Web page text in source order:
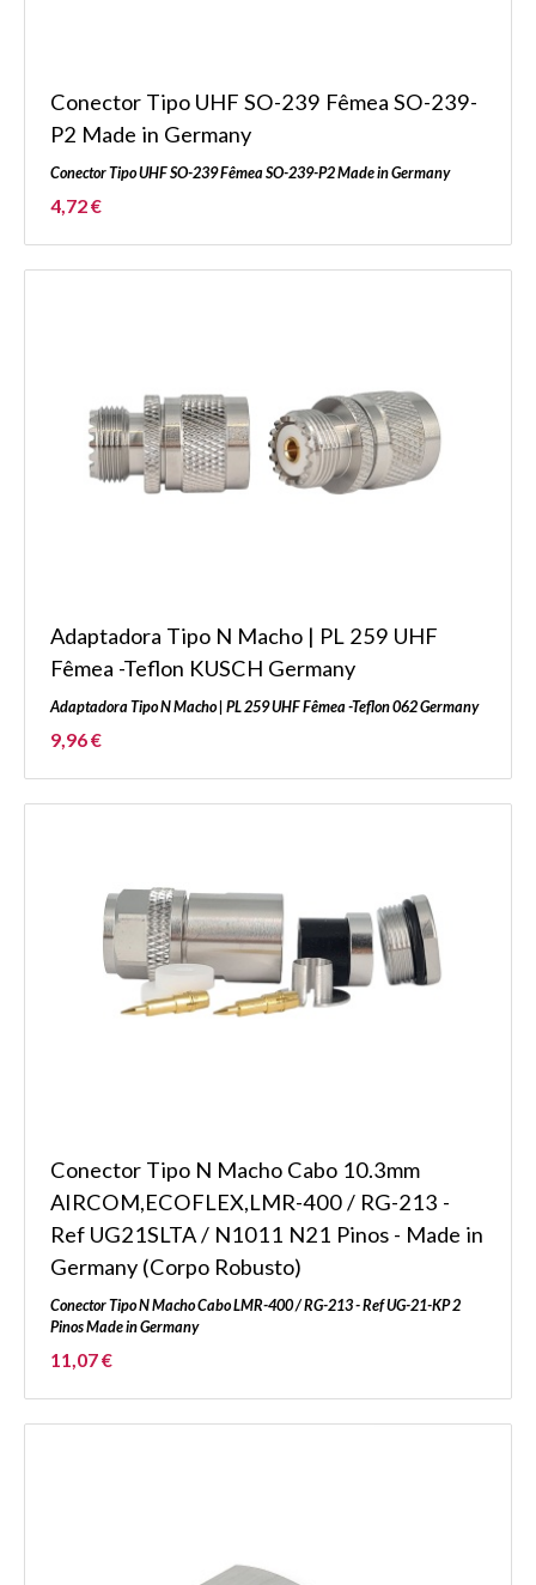
Conector Tipo UHF SO-239 Fêmea SO-239-
P2 Made in Germany
Conector Tipo UHF SO-239 Fêmea SO-239-P2 Made in Germany
4,72 €
Adaptadora Tipo N Macho | PL 259 UHF
Fêmea -Teflon KUSCH Germany
Adaptadora Tipo N Macho | PL 259 UHF Fêmea -Teflon 062 Germany
9,96 €
Conector Tipo N Macho Cabo 10.3mm
AIRCOM,ECOFLEX,LMR-400 / RG-213 -
Ref UG21SLTA / N1011 N21 Pinos - Made in
Germany (Corpo Robusto)
Conector Tipo N Macho Cabo LMR-400 / RG-213 - Ref UG-21-KP 2
Pinos Made in Germany
11,07 €